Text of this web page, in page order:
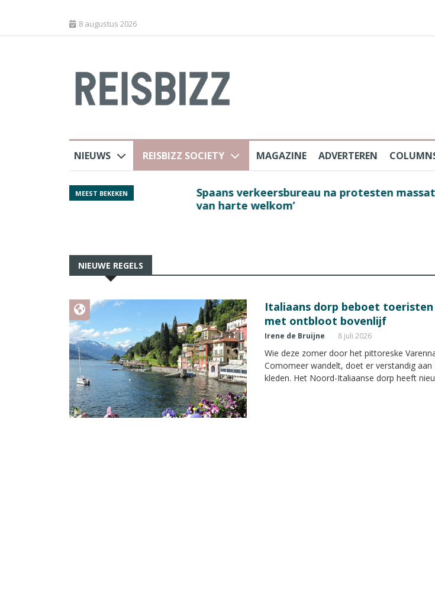
8 augustus 2026
NIEUWS REISBIZZ SOCIETY MAGAZINE ADVERTEREN
MEEST BEKEKEN
Spaans verkeersbureau na protesten
van harte welkom’
NIEUWE REGELS
Italiaans dorp beboet
met ontbloot bovenlijf
Irene de Bruijne 8 juli 2026
Wie deze zomer door het pittoreske
Comomeer wandelt, doet er verstandig
kleden. Het Noord-Italiaanse dorp heeft